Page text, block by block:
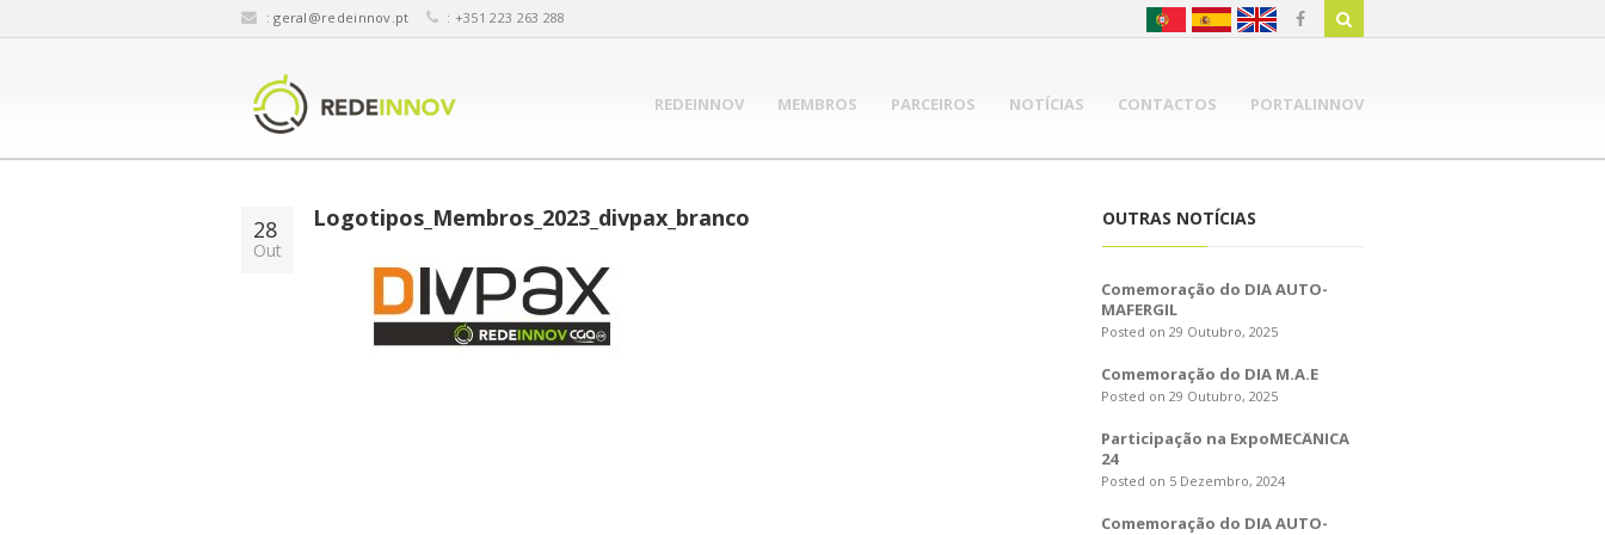
:geral@redeinnov.pt : +351 223 263 288
REDEINNOV MEMBROS PARCEIROS NOTÍCIAS CONTACTOS PORTALINNOV
28
Out
Logotipos_Membros_2023_divpax_branco OUTRAS NOTÍCIAS
Comemoração do DIA AUTO-
MAFERGIL
Posted on 29 Outubro, 2025
Comemoração do DIA M.A.E
Posted on 29 Outubro, 2025
Participação na ExpoMECÂNICA
24
Posted on 5 Dezembro, 2024
Comemoração do DIA AUTO-